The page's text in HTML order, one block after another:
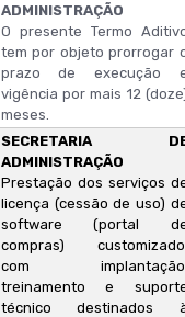
ADMINISTRAÇÃO
O presente Termo
tem por objeto prorrogar
prazo de execução
vigência por mais 12
meses.
SECRETARIA
ADMINISTRAÇÃO
Prestação dos serviços
licença (cessão de uso)
software (portal
compras)
com
treinamento e
técnico destinados